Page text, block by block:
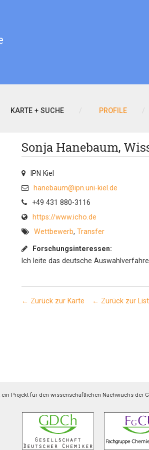
KARTE + SUCHE PROFILE
Sonja Hanebaum,
IPN Kiel
hanebaum@ipn.uni-kiel.de
+49 431 880-3116
https://www.icho.de
Wettbewerb, Transfer
Forschungsinteressen:
Ich leite das deutsche
← Zurück zur Karte ← Zurück zur
Projekt für den wissenschaftlichen Nachwuchs der